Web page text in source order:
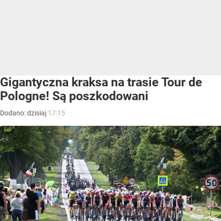
Gigantyczna kraksa na trasie Tour de
Pologne! Są poszkodowani
Dodano:dzisiaj 17:15